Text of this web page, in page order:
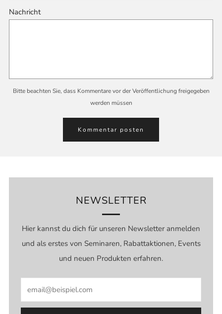
Nachricht
Bitte beachten Sie, dass Kommentare vor der Veröffentlichung freigegeben
werden müssen
NEWSLETTER
Hier kannst du dich für unseren Newsletter anmelden
und als erstes von Seminaren, Rabattaktionen, Events
und neuen Produkten erfahren.